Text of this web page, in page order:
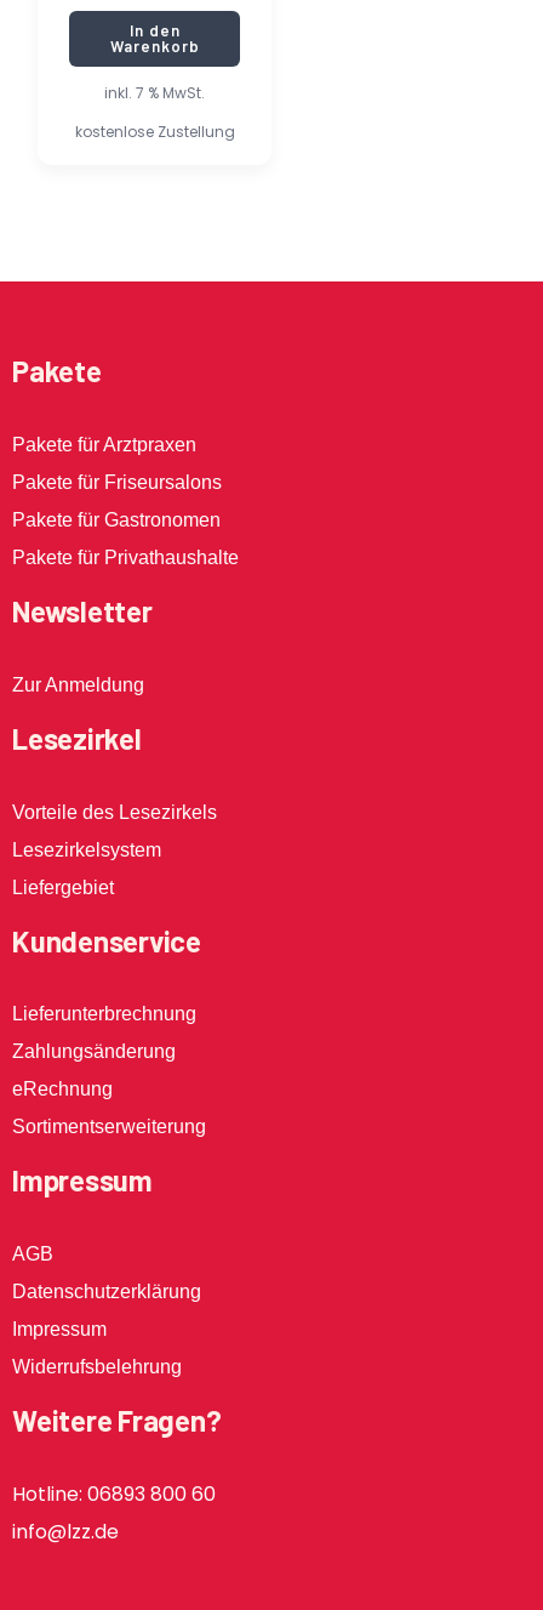
inkl. 7 % MwSt.
kostenlose Zustellung
In den
Warenkorb
Pakete
Pakete für Arztpraxen
Pakete für Friseursalons
Pakete für Gastronomen
Pakete für Privathaushalte
Newsletter
Zur Anmeldung
Lesezirkel
Vorteile des Lesezirkels
Lesezirkelsystem
Liefergebiet
Kundenservice
Lieferunterbrechnung
Zahlungsänderung
eRechnung
Sortimentserweiterung
Impressum
AGB
Datenschutzerklärung
Impressum
Widerrufsbelehrung
Weitere Fragen?
Hotline: 06893 800 60
info@lzz.de